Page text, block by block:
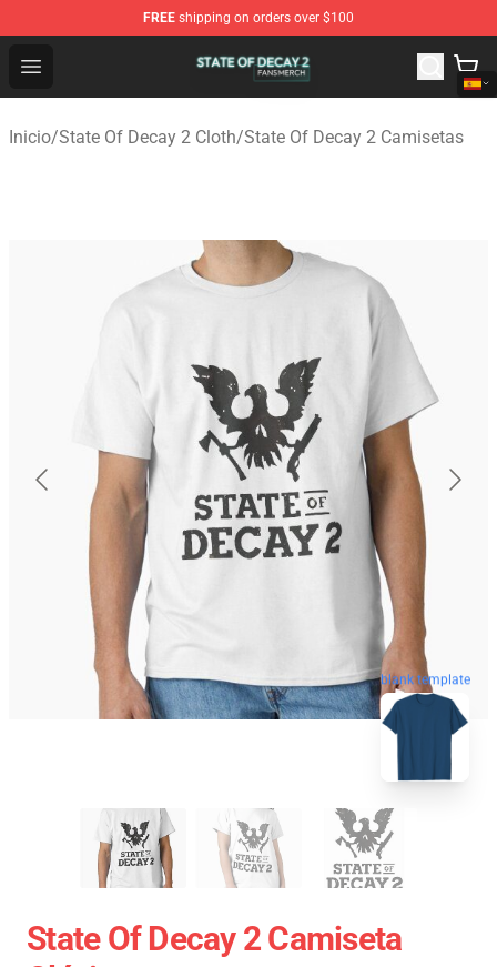
FREE shipping on orders over $100
Open menu
State Of Decay 2 Shop - Official State Of Decay 2
Inicio/State Of Decay 2 Cloth/State Of Decay 2 Camisetas
blank template
State Of Decay 2 Camiseta